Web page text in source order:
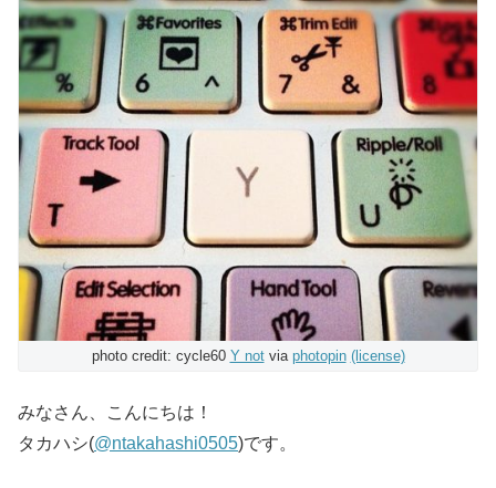
photo credit: cycle60 Y notvia photopin (license)
みなさん、こんにちは！
タカハシ(@ntakahashi0505)です。